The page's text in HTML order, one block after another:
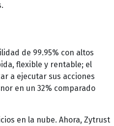
de 99.95% con altos
flexible y rentable; el
a ejecutar sus acciones
en un 32% comparado
en la nube. Ahora, Zytrust